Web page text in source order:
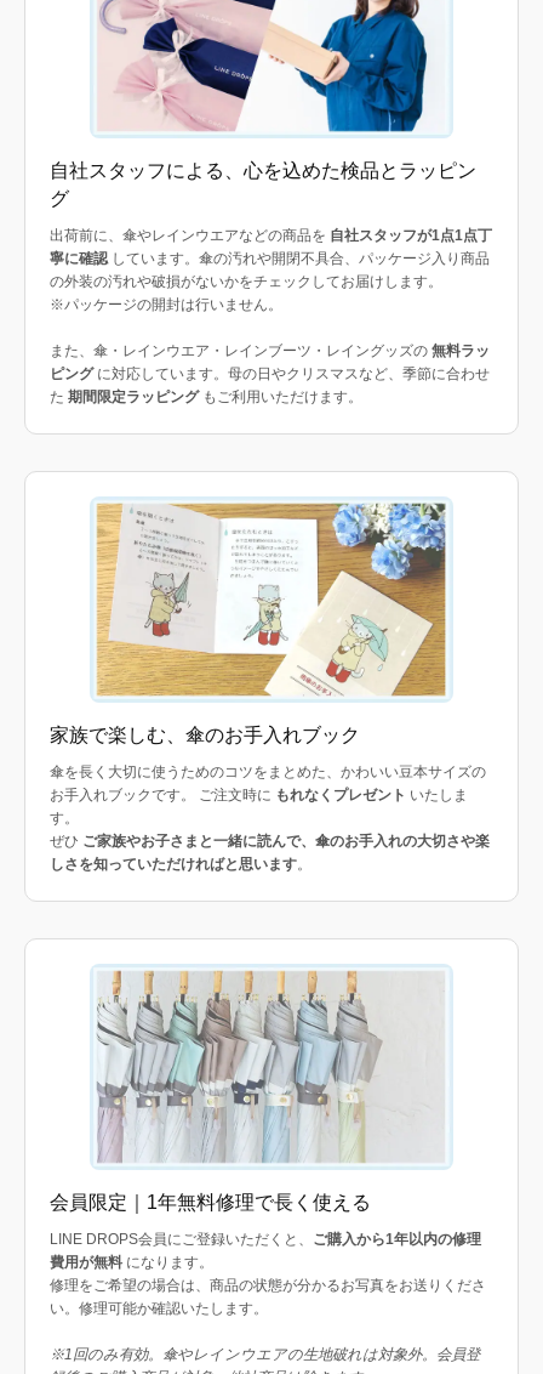
自社スタッフによる、心を込めた検品とラッピン
グ
出荷前に、傘やレインウエアなどの商品を 自社スタッフが1点1点丁
寧に確認しています。傘の汚れや開閉不具合、パッケージ入り商品
の外装の汚れや破損がないかをチェックしてお届けします。
※パッケージの開封は行いません。
また、傘・レインウエア・レインブーツ・レイングッズの 無料ラッ
ピングに対応しています。母の日やクリスマスなど、季節に合わせ
た 期間限定ラッピングもご利用いただけます。
家族で楽しむ、傘のお手入れブック
傘を長く大切に使うためのコツをまとめた、かわいい豆本サイズの
お手入れブックです。 ご注文時に もれなくプレゼント いたしま
す。
ぜひ ご家族やお子さまと一緒に読んで、傘のお手入れの大切さや楽
しさを知っていただければと思います。
会員限定｜1年無料修理で長く使える
LINE DROPS会員にご登録いただくと、 ご購入から1年以内の修理
費用が無料 になります。
修理をご希望の場合は、商品の状態が分かるお写真をお送りくださ
い。修理可能か確認いたします。
※1回のみ有効。傘やレインウエアの生地破れは対象外。会員登